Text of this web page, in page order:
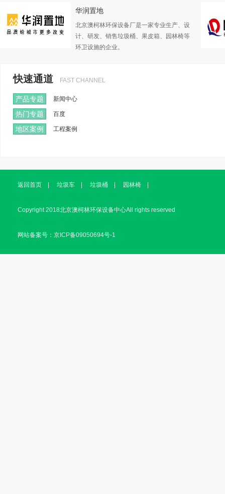
华润置地
北京澳柯林环保设备厂是一家专业生产、设
计、研发、销售垃圾桶、果皮箱、园林椅等
环卫设施的企业。
快速通道 FAST CHANNEL
产品专题 新闻中心
热门专题 百度
地区案例 工程案例
返回首页 垃圾车 垃圾桶 园林椅
Copyright 2018北京澳柯林环保设备中心All rights reserved
网站备案号：京ICP备09050694号-1